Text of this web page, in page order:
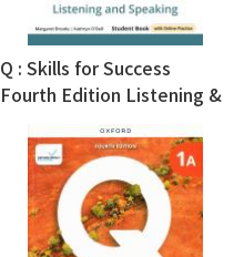
Q : Skills for Success
Fourth Edition Listening &
Speaking Student Book 2
(with Online Practice)